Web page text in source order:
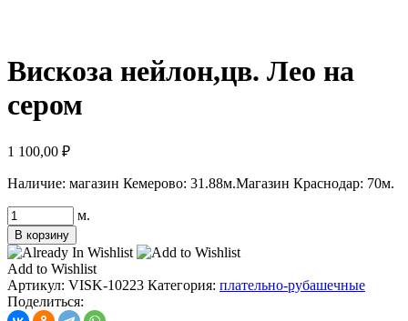
Вискоза нейлон,цв. Лео на
сером
1 100,00 ₽
Наличие: магазин Кемерово: 31.88м.Магазин Краснодар: 70м.
Количество
товара
Вискоза
нейлон,цв.
Лео
на
сером
м.
В корзину
Add to Wishlist
Артикул: VISK-10223 Категория: плательно-рубашечные
Поделиться: